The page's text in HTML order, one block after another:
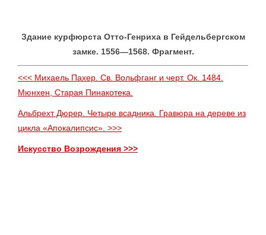
Здание курфюрста Отто-Генриха в Гейдельбергском
замке. 1556—1568. Фрагмент.
<<< Михаель Пахер. Св. Вольфганг и черт. Ок. 1484.
Мюнхен, Старая Пинакотека.
Альбрехт Дюрер. Четыре всадника. Гравюра на дереве из
цикла «Апокалипсис». >>>
Искусство Возрождения >>>